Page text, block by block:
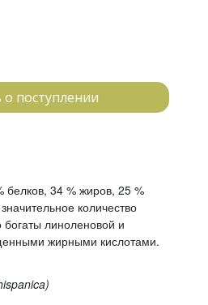
поступлении
34 % жиров, 25 %
количество
линоленовой и
жирными кислотами.